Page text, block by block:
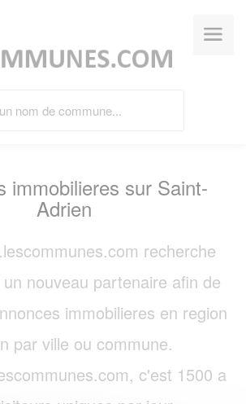
immobilieres sur Saint-
Adrien
recherche
nouveau partenaire afin de
immobilieres en region
par ville ou commune.
c'est 1500 a